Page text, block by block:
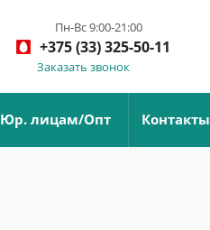
Пн-Вс 9:00-21:00
+375 (33) 325-50-11
Заказать звонок
Юр. лицам/Опт Контакты